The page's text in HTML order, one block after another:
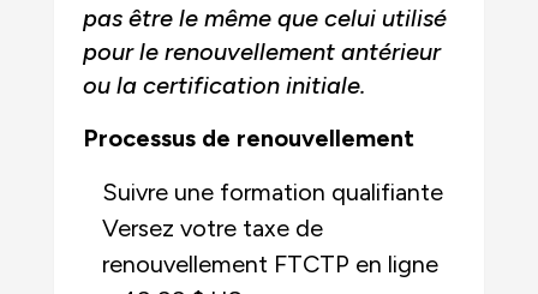
pas être le même que celui utilisé
pour le renouvellement antérieur
ou la certification initiale.
Processus de renouvellement
Suivre une formation qualifiante
Versez votre taxe de
renouvellement FTCTP en ligne